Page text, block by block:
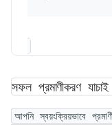
সফল প্রমাণীকরণ
আপনি স্বয়ংক্রিয়ভাবে